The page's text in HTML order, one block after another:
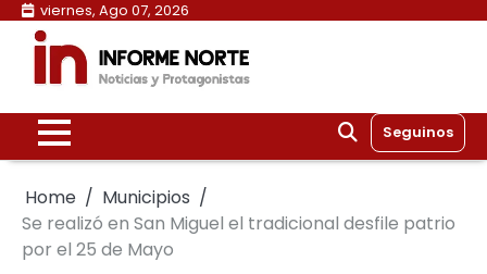
Skip
content
viernes, Ago 07, 2026
Seguinos
Home
Municipios
Se realizó en San Miguel el tradicional desfile patrio
por el 25 de Mayo